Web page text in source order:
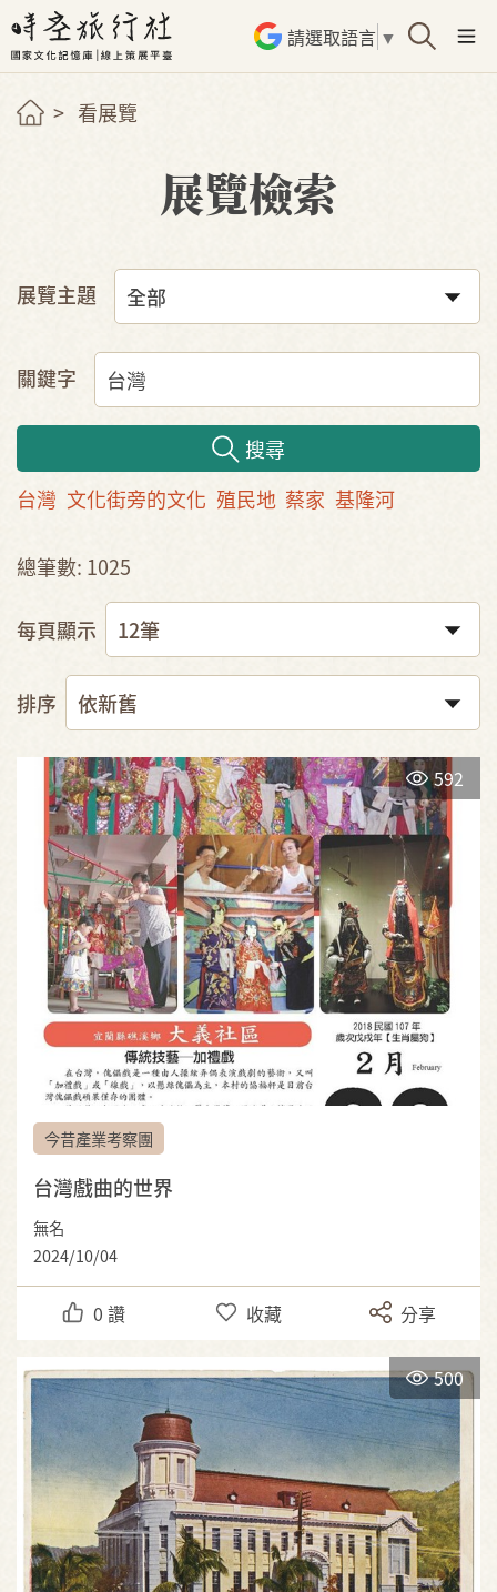
請選取語言 ▼
看展覽
展覽檢索
展覽主題
關鍵字
搜尋
台灣 文化街旁的文化 殖民地 蔡家 基隆河
總筆數: 1025
每頁顯示
排序
592
今昔產業考察團
台灣戲曲的世界
無名
2024/10/04
0 讚 收藏 分享
500